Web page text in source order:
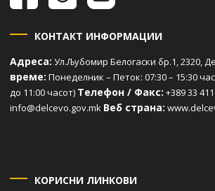
КОНТАКТ ИНФОРМАЦИИ
Адреса: Ул.Љубомир Белогаски бр.1, 2320,
време: Понеделник – Петок: 07:30 – 15:30
до 11:00 часот) Телефон / Факс: +389 33
info@delcevo.gov.mk Веб страна:
КОРИСНИ ЛИНКОВИ